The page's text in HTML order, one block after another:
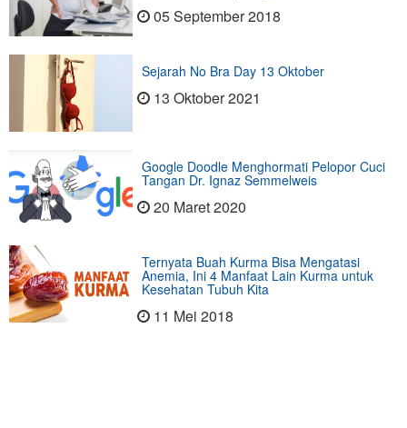
05 September 2018
Sejarah No Bra Day 13 Oktober
13 Oktober 2021
Google Doodle Menghormati Pelopor Cuci
Tangan Dr. Ignaz Semmelweis
20 Maret 2020
Ternyata Buah Kurma Bisa Mengatasi
Anemia, Ini 4 Manfaat Lain Kurma untuk
Kesehatan Tubuh Kita
11 Mei 2018